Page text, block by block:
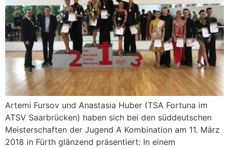
Artemi Fursov und Anastasia Huber (TSA Fortuna im
ATSV Saarbrücken) haben sich bei den süddeutschen
Meisterschaften der Jugend A Kombination am 11. März
2018 in Fürth glänzend präsentiert: In einem